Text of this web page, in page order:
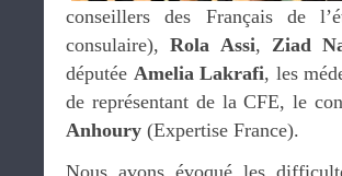
conseillers des Français de
consulaire),Rola Assi, Ziad
députée Amelia Lakrafi, les
de représentant de la CFE, le
Anhoury (Expertise France).
Nous avons évoqué les